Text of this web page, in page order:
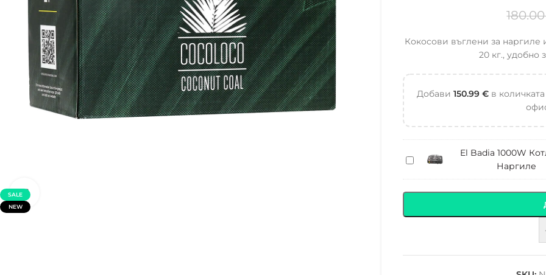
SALE
NEW
Кокосови въглени за наргиле
20 кг., удобно
Добави 150.99 €в
El
El Badia 1000W
Наргиле